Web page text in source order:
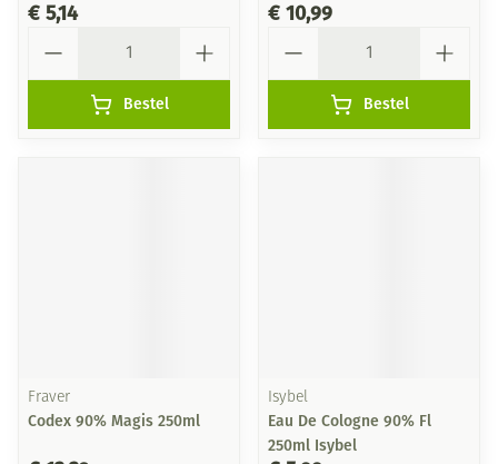
€ 5,14
Bestel
€ 10,99
Bestel
Fraver
Codex 90% Magis 250ml
Isybel
Eau De Cologne 90% Fl
250ml Isybel